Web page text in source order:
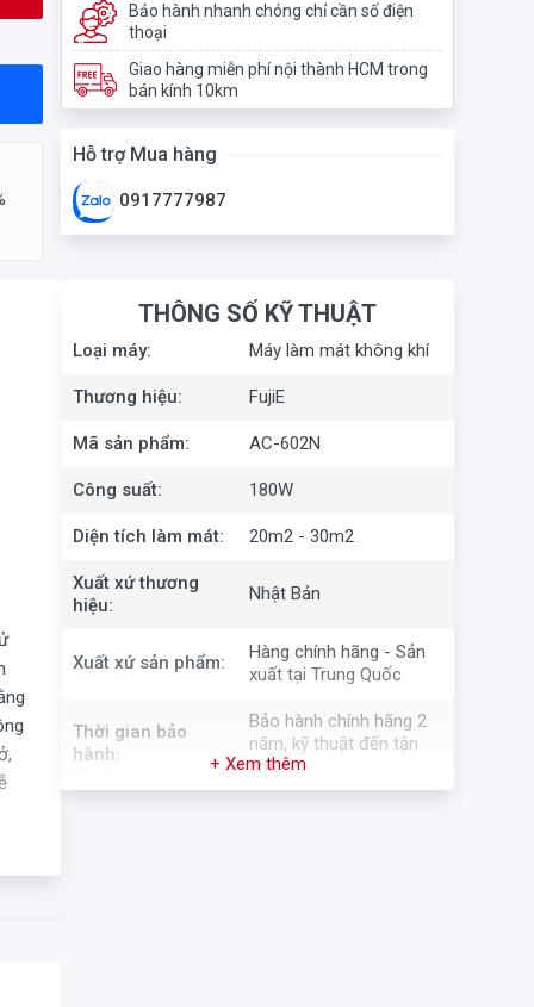
Bảo hành nhanh chóng chỉ cần số điện
thoại
Giao hàng miễn phí nội thành HCM trong
bán kính 10km
Hỗ trợ Mua hàng
0917777987
THÔNG SỐ KỸ THUẬT
Loại máy: Máy làm mát không khí
Thương hiệu: FujiE
Mã sản phẩm: AC-602N
Công suất: 180W
Diện tích làm mát: 20m2 - 30m2
Xuất xứ thương
hiệu:
Nhật Bản
Xuất xứ sản phẩm:
Hàng chính hãng - Sản
xuất tại Trung Quốc
Thời gian bảo
hành:
Bảo hành chính hãng 2
năm, kỹ thuật đến tận
nhà
+ Xem thêm